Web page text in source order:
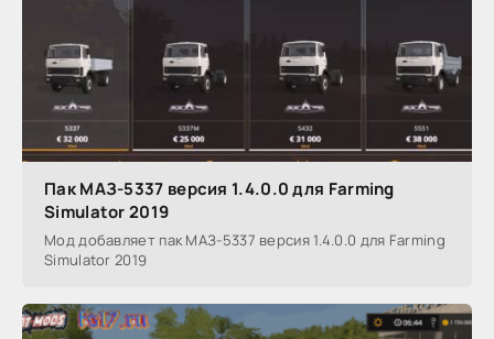
Пак МАЗ-5337 версия 1.4.0.0 для Farming
Simulator 2019
Мод добавляет пак МАЗ-5337 версия 1.4.0.0 для Farming
Simulator 2019